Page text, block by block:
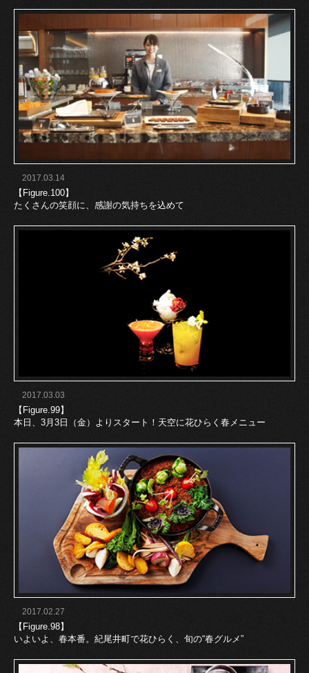
2017.03.14
【Figure.100】
たくさんの笑顔に、感謝の気持ちを込めて
2017.03.03
【Figure.99】
本日、3月3日（金）よりスタート！天空に花ひらく春メニュー
2017.02.27
【Figure.98】
いよいよ、春本番。紀尾井町で花ひらく、旬の“春グルメ”